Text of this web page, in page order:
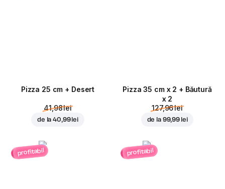
Pizza 25 cm + Desert
41,98 lei
de la40,99 lei
Pizza 35 cm x 2 + Băutură
x 2
127,96 lei
de la 99,99 lei
profitabil profitabil